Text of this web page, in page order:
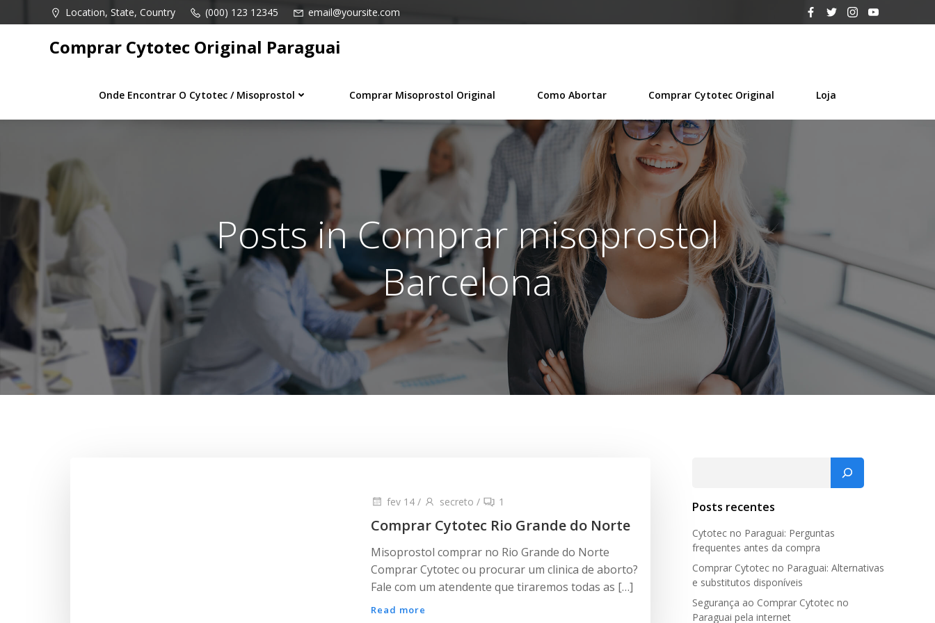
para
Location, State, Country (000) 123 12345 email@yoursite.com
Comprar Cytotec Original Paraguai
Onde Encontrar O Cytotec / Misoprostol Comprar Misoprostol Original Como Abortar Comprar Cytotec Original Loja
Posts in Comprar misoprostol
Barcelona
fev 14 / secreto / 1
Comprar Cytotec Rio Grande do Norte
Misoprostol comprar no Rio Grande do Norte
Comprar Cytotec ou procurar um clinica de aborto?
Fale com um atendente que tiraremos todas as […]
Read more
Posts recentes
Cytotec no Paraguai: Perguntas
frequentes antes da compra
Comprar Cytotec no Paraguai: Alternativas
e substitutos disponíveis
Segurança ao Comprar Cytotec no
Paraguai pela internet